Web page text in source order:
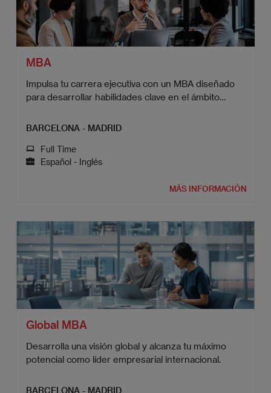
MBA
Impulsa tu carrera ejecutiva con un MBA diseñado
para desarrollar habilidades clave en el ámbito
BARCELONA - MADRID
Full Time
Español - Inglés
MÁS INFORMACIÓN
Global MBA
Desarrolla una visión global y alcanza tu máximo
potencial como líder empresarial internacional.
BARCELONA - MADRID